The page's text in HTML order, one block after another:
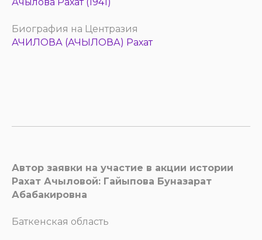
Биография на Центразия
АЧИЛОВА (АЧЫЛОВА) Рахат
Автор заявки на участие в акции истории
Рахат Ачыловой: Гайыпова Буназарат
Абабакировна
Баткенская область